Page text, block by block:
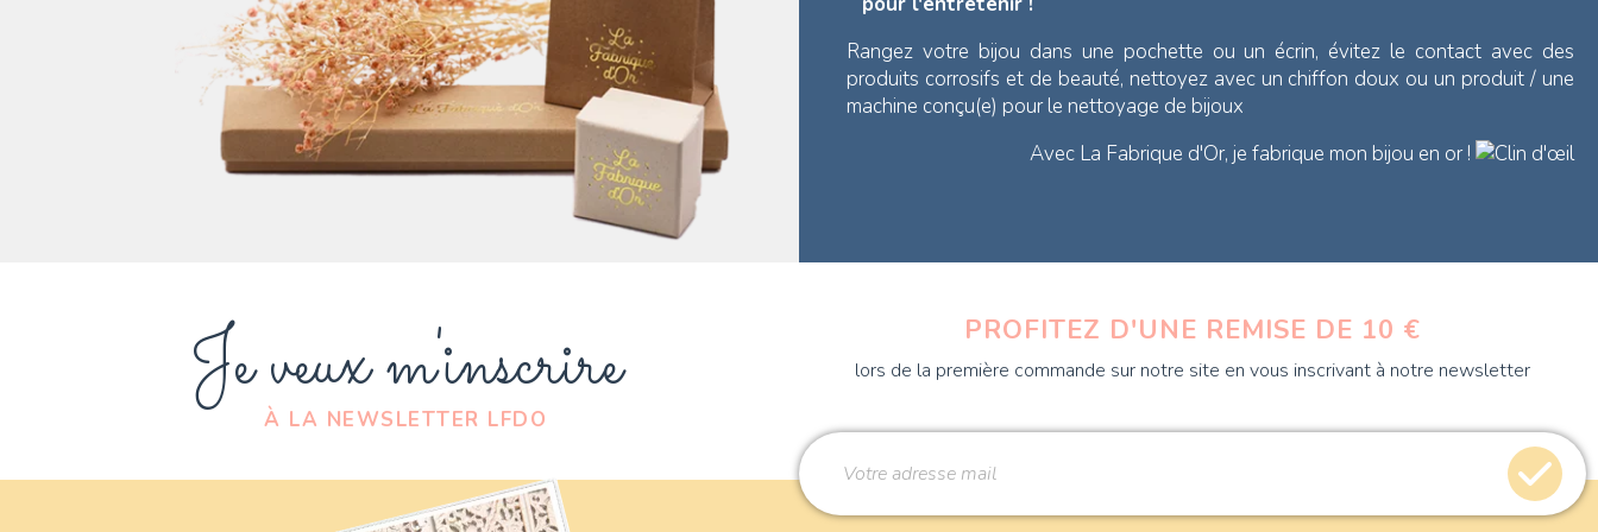
Rangez votre bijou dans une pochette ou un écrin, évitez le contact avec des
produits corrosifs et de beauté, nettoyez avec un chiffon doux ou un produit / une
machine conçu(e) pour le nettoyage de bijoux
Avec La Fabrique d'Or, je fabrique mon bijou en or !
Je veux m'inscrire
À LA NEWSLETTER LFDO
PROFITEZ D'UNE REMISE DE 10 €
lors de la première commande sur notre site en vous inscrivant à notre newsletter